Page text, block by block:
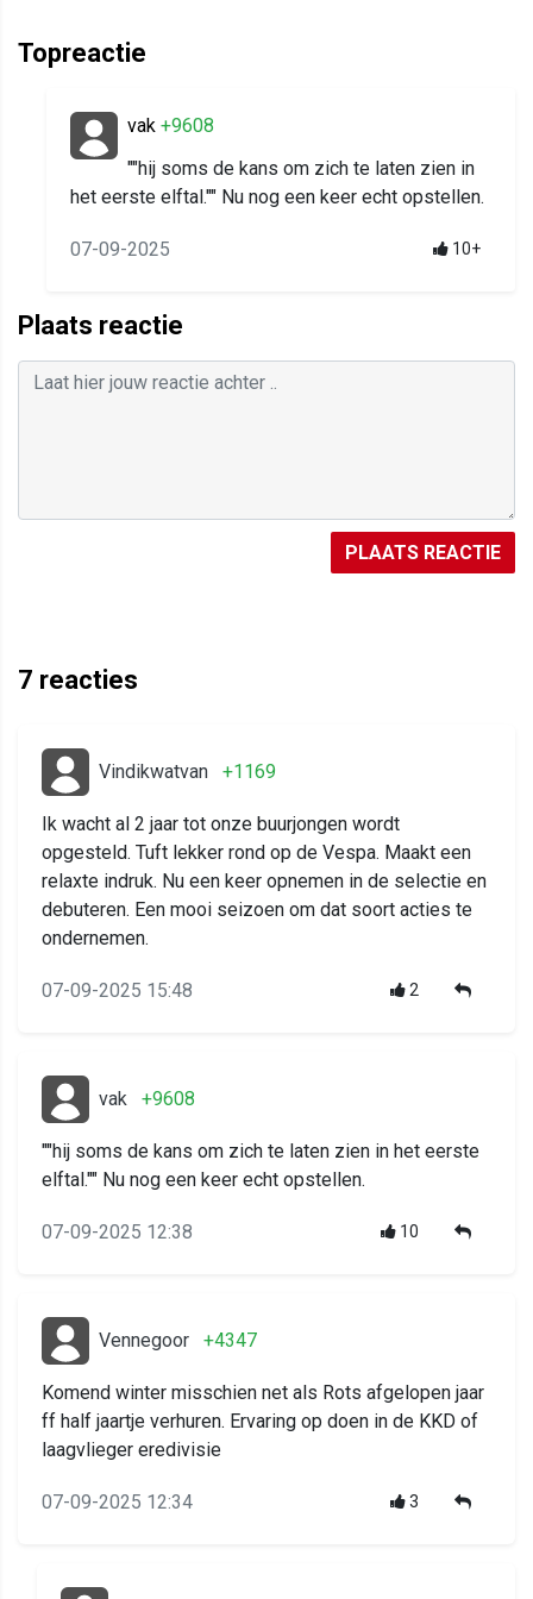
Topreactie
vak +9608
""hij soms de kans om zich te laten zien in
het eerste elftal."" Nu nog een keer echt opstellen.
07-09-2025 10+
Plaats reactie
PLAATS REACTIE
7 reacties
Vindikwatvan +1169
Ik wacht al 2 jaar tot onze buurjongen wordt
opgesteld. Tuft lekker rond op de Vespa. Maakt een
relaxte indruk. Nu een keer opnemen in de selectie en
debuteren. Een mooi seizoen om dat soort acties te
ondernemen.
07-09-2025 15:48 2
vak +9608
""hij soms de kans om zich te laten zien in het eerste
elftal."" Nu nog een keer echt opstellen.
07-09-2025 12:38 10
Vennegoor +4347
Komend winter misschien net als Rots afgelopen jaar
ff half jaartje verhuren. Ervaring op doen in de KKD of
laagvlieger eredivisie
07-09-2025 12:34 3